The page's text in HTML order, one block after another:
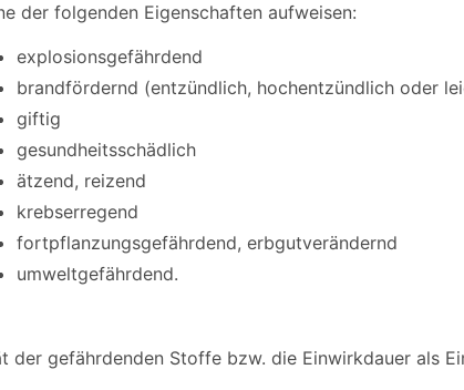
der folgenden Eigenschaften aufweisen:
explosionsgefährdend
brandfördernd (entzündlich, hochentzündlich oder
giftig
gesundheitsschädlich
ätzend, reizend
krebserregend
fortpflanzungsgefährdend, erbgutverändernd
umweltgefährdend.
gefährdenden Stoffe bzw. die Einwirkdauer als